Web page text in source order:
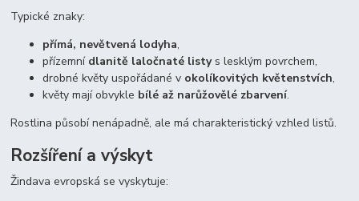
Typické znaky:
přímá, nevětvená lodyha,
přízemní dlanitě laločnaté listys lesklým povrchem,
drobné květy uspořádané v okolíkovitých květenstvích,
květy mají obvykle bílé až narůžovělé zbarvení.
Rostlina působí nenápadně, ale má charakteristický vzhled listů.
Rozšíření a výskyt
Žindava evropská se vyskytuje: